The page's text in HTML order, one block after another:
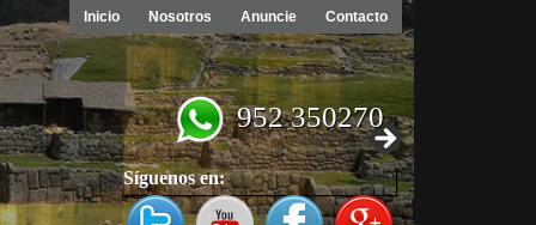
Inicio Nosotros Anuncie Contacto
952 350270
Síguenos en: